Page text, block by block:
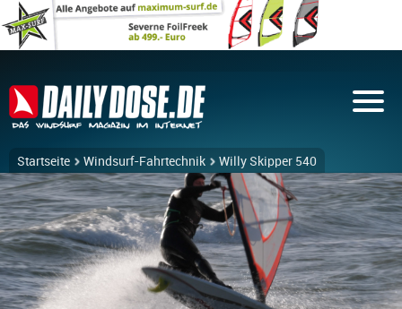
Startseite Windsurf-Fahrtechnik Willy Skipper 540